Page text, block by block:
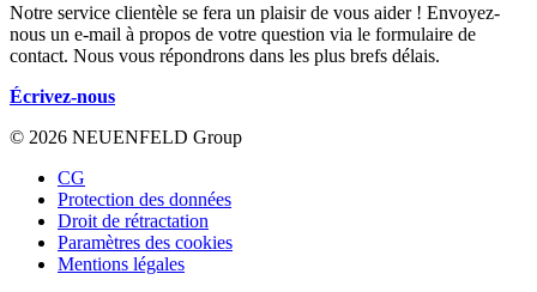
Notre service clientèle se fera un plaisir de vous aider ! Envoyez-
nous un e-mail à propos de votre question via le formulaire de
contact. Nous vous répondrons dans les plus brefs délais.
Écrivez-nous
© 2026 NEUENFELD Group
CG
Protection des données
Droit de rétractation
Paramètres des cookies
Mentions légales